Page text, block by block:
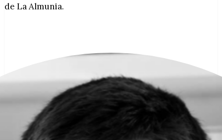
de La Almunia.